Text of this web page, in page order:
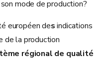
mode de production?
européen desindications
de la production
régional de qualité